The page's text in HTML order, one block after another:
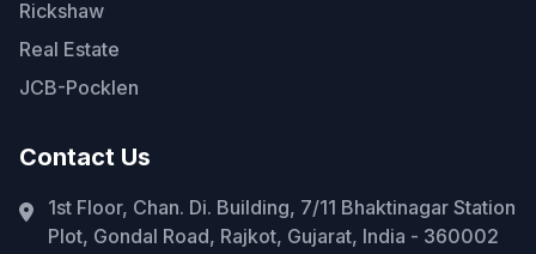
Rickshaw
Real Estate
JCB-Pocklen
Contact Us
1st Floor, Chan. Di. Building, 7/11 Bhaktinagar Station
Plot, Gondal Road, Rajkot, Gujarat, India - 360002